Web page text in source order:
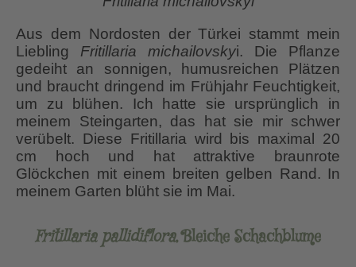
Aus dem Nordosten der Türkei stammt mein
Liebling Fritillaria michailovskyi. Die Pflanze
gedeiht an sonnigen, humusreichen Plätzen
und braucht dringend im Frühjahr Feuchtigkeit,
um zu blühen. Ich hatte sie ursprünglich in
meinem Steingarten, das hat sie mir schwer
verübelt. Diese Fritillaria wird bis maximal 20
cm hoch und hat attraktive braunrote
Glöckchen mit einem breiten gelben Rand. In
meinem Garten blüht sie im Mai.
Fritillaria pallidiflora, Bleiche Schachblume